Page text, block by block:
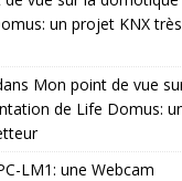
un projet KNX très
Mon point de vue
de Life Domus:
LM1: une Webcam